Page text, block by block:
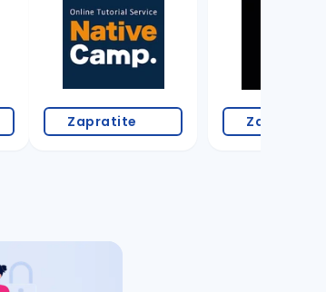
Zapratite Zapratite